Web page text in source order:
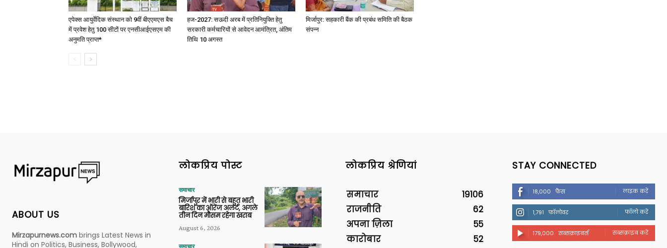
Hindi
एपेक्स आयुर्वेदिक संस्थान को 9वीं बीएएमएस बैच
में प्रवेश हेतु 100 सीटों पर एनसीआईएसएम की
अनुमति प्राप्त*
हज-2027: सऊदी अरब में प्रतिनियुक्ति हेतु
सरकारी कर्मचारियों से आवेदन आमंत्रित, अंतिम
तिथि 10 अगस्त
मिर्जापुर: सहकारी बैंक की प्रबंध समिति की बैठक
संपन्न
ABOUT US
Mirzapurnews.com brings Latest News in
Hindi on Politics, Business, Bollywood,
लोकप्रिय पोस्ट
समाचार
मिर्जापुर में भारी से बहुत भारी
बारिश का ऑरेंज अलर्ट, अगले
तीन दिन मौसम रहेगा खराब
August 6, 2026
समाचार
लोकप्रिय श्रेणियां
समाचार
19106
राजनीति
62
अपना ज़िला
55
कारोबार
52
STAY CONNECTED
18,000 फैंस लाइक करें
1,791 फॉलोवर फॉलो करें
179,000 सब्सक्राइबर्स सब्सक्राइब करें